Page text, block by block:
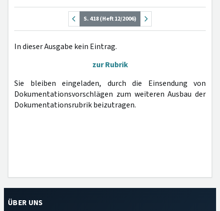
S. 418 (Heft 12/2006)
In dieser Ausgabe kein Eintrag.
zur Rubrik
Sie bleiben eingeladen, durch die Einsendung von
Dokumentationsvorschlägen zum weiteren Ausbau der
Dokumentationsrubrik beizutragen.
ÜBER UNS